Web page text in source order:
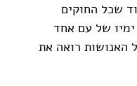
שכל החוקים
של עם אחד
האנושות רואה את